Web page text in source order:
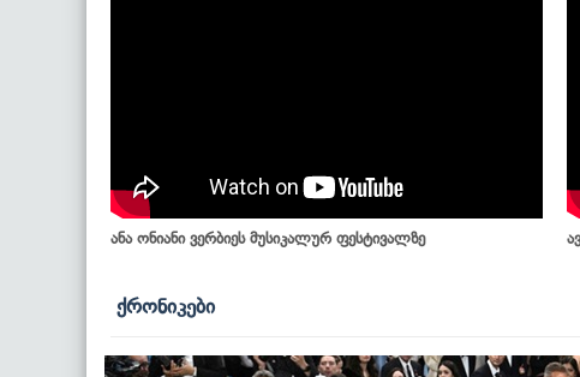
ანა ონიანი ვერბიეს მუსიკალურ ფესტივალზე
ქრონიკები